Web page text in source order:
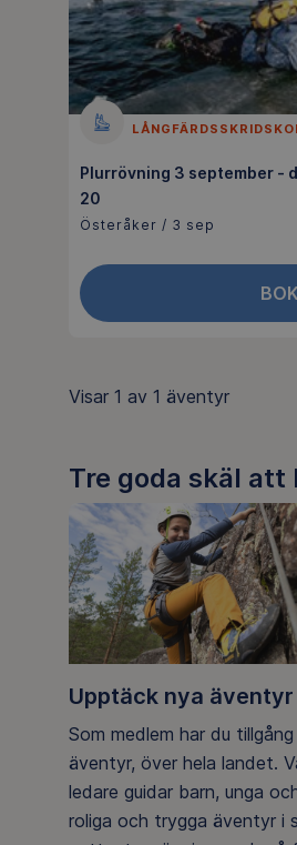
Plurrövning 3 september -
20
Österåker / 3 sep
Visar 1 av 1 äventyr
Tre goda skäl att
Upptäck nya äventyr
Som medlem har du
äventyr, över hela landet.
ledare guidar barn, unga
roliga och trygga äventyr i